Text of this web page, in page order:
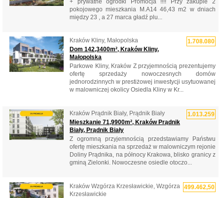
+ prywatne ogródki Promocja !!!! Przy zakupie 2
pokojowego mieszkania M.A14 46,43 m2 w dniach
między 23 , a 27 marca gładź plu...
1.708.080
Kraków Kliny, Małopolska
Dom 142,3400m², Kraków Kliny,
Małopolska
Parkowe Kliny, Kraków Z przyjemnością prezentujemy
ofertę sprzedaży nowoczesnych domów
jednorodzinnych w prestiżowej inwestycji usytuowanej
w malowniczej okolicy Osiedla Kliny w Kr...
1.013.259
Kraków Prądnik Biały, Prądnik Biały
Mieszkanie 71,9900m², Kraków Prądnik
Biały, Prądnik Biały
Z ogromną przyjemnością przedstawiamy Państwu
ofertę mieszkania na sprzedaż w malowniczym rejonie
Doliny Prądnika, na północy Krakowa, blisko granicy z
gminą Zielonki. Nowoczesne osiedle otoczo...
499.462,50
Kraków Wzgórza Krzesławickie, Wzgórza
Krzesławickie